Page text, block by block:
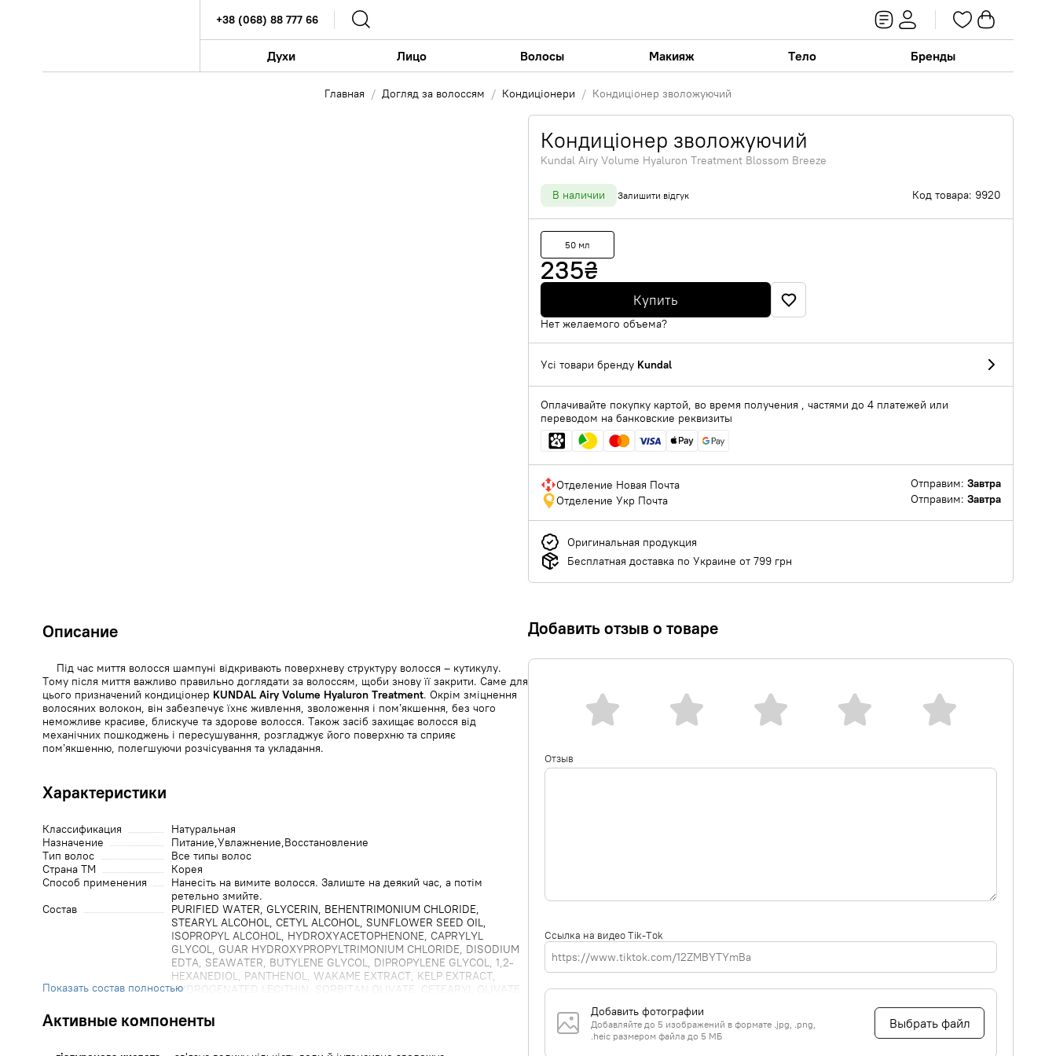
+38 (068) 88 777 66
Духи Лицо Волосы Макияж Тело Бренды
Главная Догляд за волоссям Кондиціонери Кондиціонер зволожуючий
Кондиціонер зволожуючий
Kundal Airy Volume Hyaluron Treatment Blossom Breeze
В наличии Залишити відгук Код товара: 9920
50 мл
235₴
Купить
Нет желаемого объема?
Усі товари бренду Kundal
Оплачивайте покупку картой, во время получения , частями до 4 платежей или
переводом на банковские реквизиты
Отделение Новая Почта Отправим: Завтра
Отделение Укр Почта
Отправим: Завтра
Оригинальная продукция
Бесплатная доставка по Украине от 799 грн
Описание
Під час миття волосся шампуні відкривають поверхневу структуру волосся – кутикулу.
Тому після миття важливо правильно доглядати за волоссям, щоби знову її закрити. Саме для
цього призначений кондиціонер KUNDAL Airy Volume Hyaluron Treatment. Окрім зміцнення
волосяних волокон, він забезпечує їхнє живлення, зволоження і пом’якшення, без чого
неможливе красиве, блискуче та здорове волосся. Також засіб захищає волосся від
механічних пошкоджень і пересушування, розгладжує його поверхню та сприяє
пом’якшенню, полегшуючи розчісування та укладання.
Характеристики
Классификация
Натуральная
Назначение
Питание Увлажнение Восстановление
Тип волос
Все типы волос
Страна ТМ
Корея
Способ применения
Нанесіть на вимите волосся. Залиште на деякий час, а потім
ретельно змийте.
Состав
PURIFIED WATER, GLYCERIN, BEHENTRIMONIUM CHLORIDE,
STEARYL ALCOHOL, CETYL ALCOHOL, SUNFLOWER SEED OIL,
ISOPROPYL ALCOHOL, HYDROXYACETOPHENONE, CAPRYLYL
GLYCOL, GUAR HYDROXYPROPYLTRIMONIUM CHLORIDE, DISODIUM
EDTA, SEAWATER, BUTYLENE GLYCOL, DIPROPYLENE GLYCOL, 1,2-
HEXANEDIOL, PANTHENOL, WAKAME EXTRACT, KELP EXTRACT,
HYDROGENATED LECITHIN, SORBITAN OLIVATE, CETEARYL OLIVATE,
GLUCONOLACTONE, CAPRYLOYL SALICYLIC ACID, BIOTIN, KELP
EXTRACT, SCUTELLARIA BAICALENSIS EXTRACT, SCUTELLARIA
Показать состав полностью
Активные компоненты
Добавить отзыв о товаре
Отзыв
Ссылка на видео Tik-Tok
Добавить фотографии
Добавляйте до 5 изображений в формате .jpg, .png,
.heic размером файла до 5 МБ
Выбрать файл